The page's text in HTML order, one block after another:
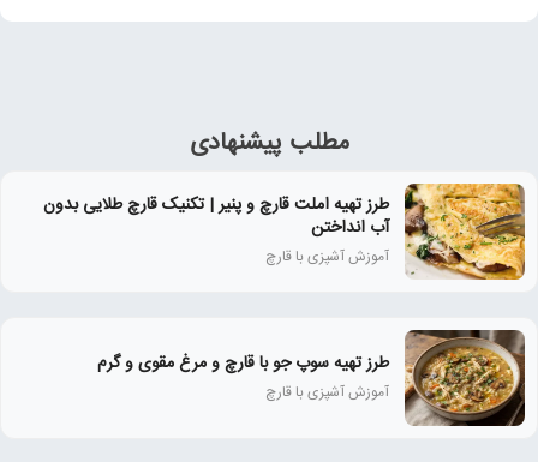
مطلب پیشنهادی
طرز تهیه املت قارچ و پنیر | تکنیک قارچ طلایی بدون
آب انداختن
آموزش آشپزی با قارچ
طرز تهیه سوپ جو با قارچ و مرغ مقوی و گرم
آموزش آشپزی با قارچ